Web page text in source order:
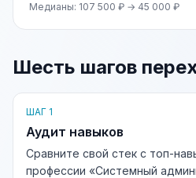
Медианы: 107 500 ₽ → 45 000 ₽
Шесть шагов
ШАГ 1
Аудит навыков
Сравните свой стек с топ-
профессии «Системный